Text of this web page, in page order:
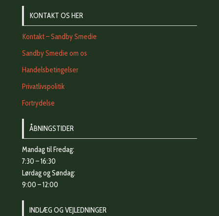
KONTAKT OS HER
Kontakt – Sandby Smedie
Sandby Smedie om os
Handelsbetingelser
Privatlivspolitik
Fortrydelse
ÅBNINGSTIDER
Mandag til Fredag:
7:30 – 16:30
Lørdag og Søndag:
9:00 – 12:00
INDLÆG OG VEJLEDNINGER